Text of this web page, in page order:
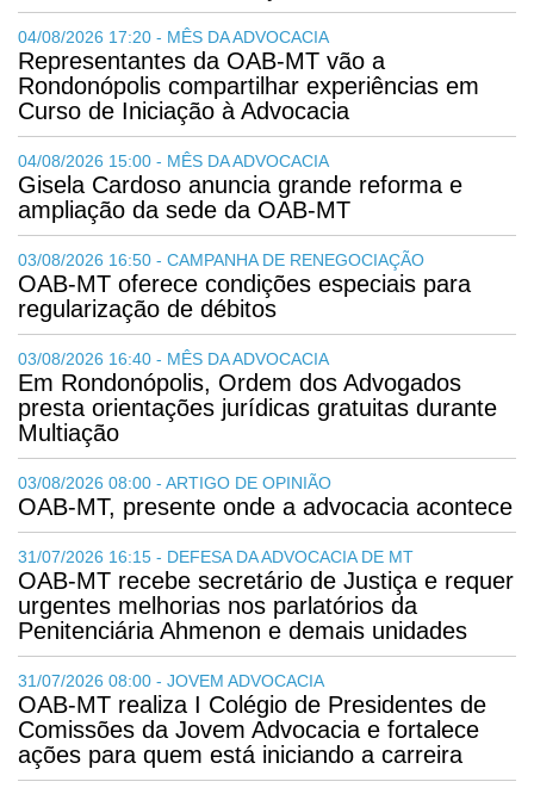
04/08/2026 17:20 - MÊS DA ADVOCACIA
Representantes da OAB-MT vão a
Rondonópolis compartilhar experiências em
Curso de Iniciação à Advocacia
04/08/2026 15:00 - MÊS DA ADVOCACIA
Gisela Cardoso anuncia grande reforma e
ampliação da sede da OAB-MT
03/08/2026 16:50 - CAMPANHA DE RENEGOCIAÇÃO
OAB-MT oferece condições especiais para
regularização de débitos
03/08/2026 16:40 - MÊS DA ADVOCACIA
Em Rondonópolis, Ordem dos Advogados
presta orientações jurídicas gratuitas durante
Multiação
03/08/2026 08:00 - ARTIGO DE OPINIÃO
OAB-MT, presente onde a advocacia acontece
31/07/2026 16:15 - DEFESA DA ADVOCACIA DE MT
OAB-MT recebe secretário de Justiça e requer
urgentes melhorias nos parlatórios da
Penitenciária Ahmenon e demais unidades
31/07/2026 08:00 - JOVEM ADVOCACIA
OAB-MT realiza I Colégio de Presidentes de
Comissões da Jovem Advocacia e fortalece
ações para quem está iniciando a carreira